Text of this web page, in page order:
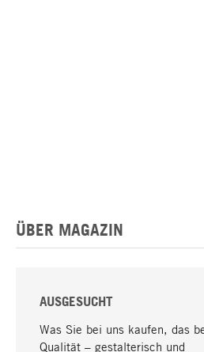
ÜBER MAGAZIN
AUSGESUCHT
Was Sie bei uns kaufen, das
Qualität – gestalterisch und